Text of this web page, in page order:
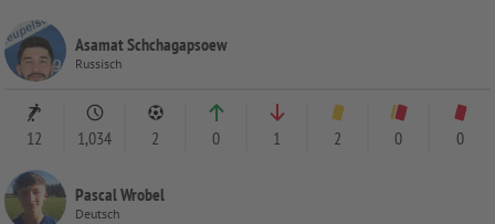
Asamat Schchagapsoew
Russisch
12 1,034 2 0 1 2 0 0
Pascal Wrobel
Deutsch